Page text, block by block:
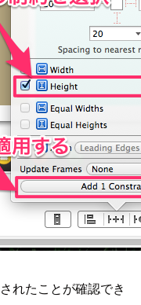
れたことが確認でき